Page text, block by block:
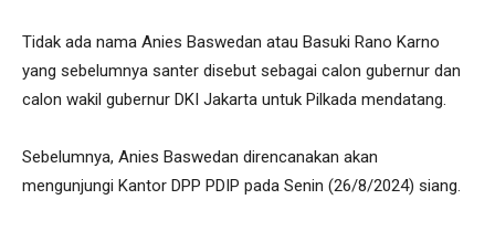
Tidak ada nama Anies Baswedan atau Basuki Rano Karno
yang sebelumnya santer disebut sebagai calon gubernur dan
calon wakil gubernur DKI Jakarta untuk Pilkada mendatang.
Sebelumnya, Anies Baswedan direncanakan akan
mengunjungi Kantor DPP PDIP pada Senin (26/8/2024) siang.